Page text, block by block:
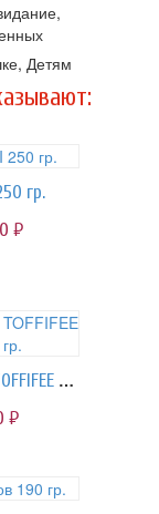
Детям
гр.
руб.
Конфеты TOFFIFEE 125 гр.
руб.